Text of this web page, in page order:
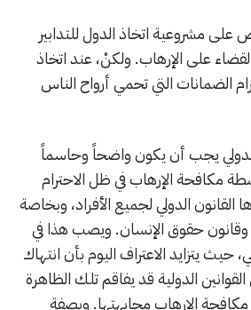
على مشروعية اتخاذ الدول للتدابير
على الإرهاب. ولكنْ، عند اتخاذ
الضمانات التي تحمي أرواح الناس
يجب أن يكون واضحاً وحاسماً
مكافحة الإرهاب في ظل الاحترام
القانون الدولي لجميع الأفراد، وبخاصة
وقانون حقوق الإنسان. ويصب هذا في
يتزايد الاعتراف اليوم بأن انتهاك
الدولية قد يفاقم تلك الظاهرة
مكافحة الإرهاب مجابهتها. وبصفة